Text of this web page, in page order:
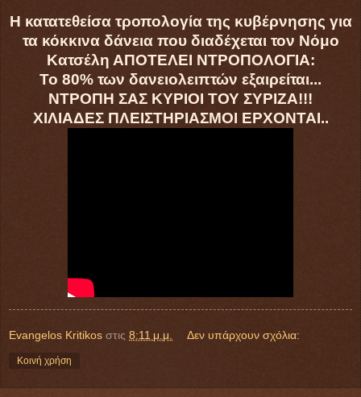
Η κατατεθείσα τροπολογία της κυβέρνησης για
τα κόκκινα δάνεια που διαδέχεται τον Νόμο
Κατσέλη ΑΠΟΤΕΛΕΙ ΝΤΡΟΠΟΛΟΓΙΑ:
Το 80% των δανειολειπτών εξαιρείται...
ΝΤΡΟΠΗ ΣΑΣ ΚΥΡΙΟΙ ΤΟΥ ΣΥΡΙΖΑ!!!
ΧΙΛΙΑΔΕΣ ΠΛΕΙΣΤΗΡΙΑΣΜΟΙ ΕΡΧΟΝΤΑΙ..
Evangelos Kritikos στις 8:11 μ.μ. Δεν υπάρχουν σχόλια:
Κοινή χρήση